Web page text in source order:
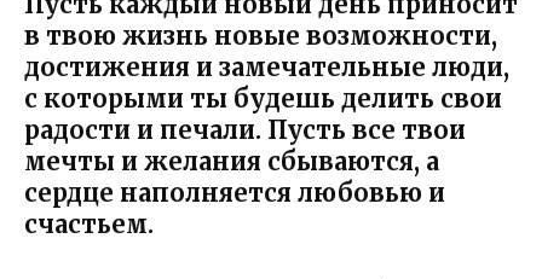
в твою жизнь новые возможности,
достижения и замечательные люди,
с которыми ты будешь делить свои
радости и печали. Пусть все твои
мечты и желания сбываются, а
сердце наполняется любовью и
счастьем.